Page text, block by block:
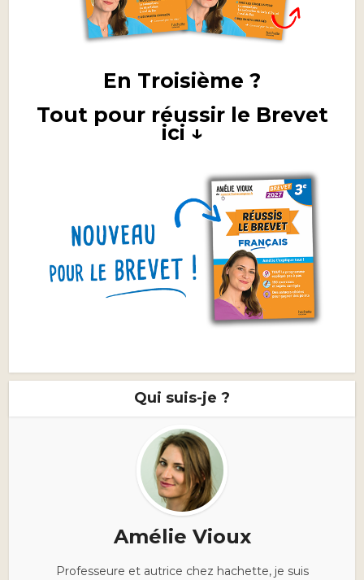
En Troisième ?
Tout pour réussir le Brevet
ici ↓
Qui suis-je ?
Amélie Vioux
Professeure et autrice chez hachette, je suis